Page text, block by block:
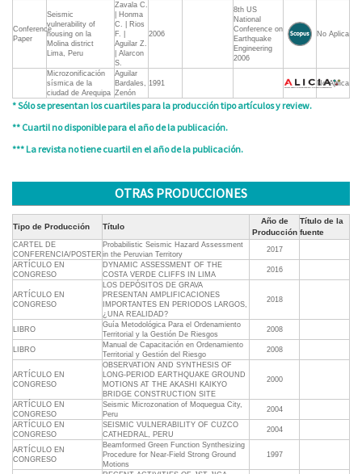
Conference
Paper
Seismic
vulnerability of
housing on la
Molina district
Lima, Peru
Zavala C.
| Honma
C. | Rios
F. |
Aguilar Z.
| Alarcon
S.
2006
8th US
National
Conference on
Earthquake
Engineering
2006
No Aplica
Microzonificación
sísmica de la
ciudad de Arequipa
Aguilar
Bardales,
Zenón
1991 No Aplica
* Sólo se presentan los cuartiles para la producción tipo artículos y review.
** Cuartil no disponible para el año de la publicación.
*** La revista no tiene cuartil en el año de la publicación.
OTRAS PRODUCCIONES
Tipo de Producción Título
Año de
Producción
Título de la
fuente
CARTEL DE
CONFERENCIA/POSTER
Probabilistic Seismic Hazard Assessment
in the Peruvian Territory
2017
ARTÍCULO EN
CONGRESO
DYNAMIC ASSESSMENT OF THE
COSTA VERDE CLIFFS IN LIMA
2016
ARTÍCULO EN
CONGRESO
LOS DEPÓSITOS DE GRAVA
PRESENTAN AMPLIFICACIONES
IMPORTANTES EN PERIODOS LARGOS,
¿UNA REALIDAD?
2018
LIBRO
Guía Metodológica Para el Ordenamiento
Territorial y la Gestión De Riesgos
2008
LIBRO
Manual de Capacitación en Ordenamiento
Territorial y Gestión del Riesgo
2008
ARTÍCULO EN
CONGRESO
OBSERVATION AND SYNTHESIS OF
LONG-PERIOD EARTHQUAKE GROUND
MOTIONS AT THE AKASHI KAIKYO
BRIDGE CONSTRUCTION SITE
2000
ARTÍCULO EN
CONGRESO
Seismic Microzonation of Moquegua City,
Peru
2004
ARTÍCULO EN
CONGRESO
SEISMIC VULNERABILITY OF CUZCO
CATHEDRAL, PERU
2004
ARTÍCULO EN
CONGRESO
Beamformed Green Function Synthesizing
Procedure for Near-Field Strong Ground
Motions
1997